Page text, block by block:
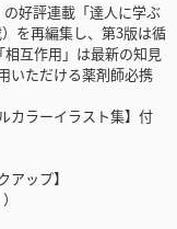
好評連載「達人に学ぶ
を再編集し、第3版は循
互作用」は最新の知見
いただける薬剤師必携
カラーイラスト集】付
アップ】